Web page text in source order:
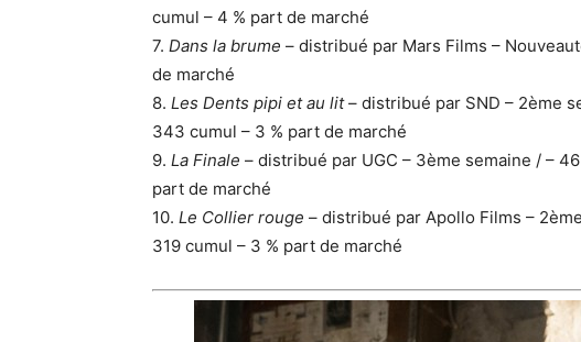
cumul – 4 % part de marché
7. Dans la brume – distribué par Mars Films –
de marché
8. Les Dents pipi et au lit– distribué par SND – 2ème
343 cumul – 3 % part de marché
9. La Finale – distribué par UGC – 3ème semaine / –
part de marché
10. Le Collier rouge – distribué par Apollo Films –
319 cumul – 3 % part de marché